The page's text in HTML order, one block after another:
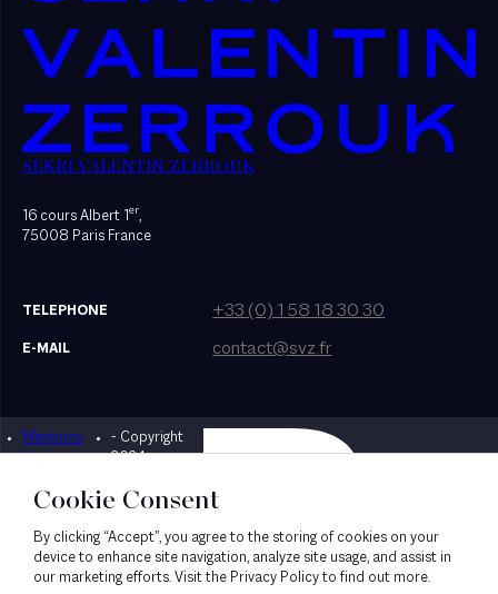
SEKRI VALENTIN ZERROUK
16 cours Albert 1er,
75008 Paris France
TELEPHONE +33 (0) 1 58 18 30 30
E-MAIL contact@svz.fr
Mentions
légales
- Copyright
2024
Designed by Bonhomme
Cookie Consent
By clicking “Accept”, you agree to the storing of cookies on your
device to enhance site navigation, analyze site usage, and assist in
our marketing efforts. Visit the Privacy Policy to find out more.